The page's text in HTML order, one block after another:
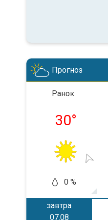
Прогноз
Ранок
30°
0 %
завтра
07.08